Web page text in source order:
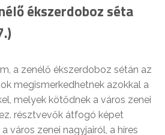
ékszerdoboz séta
a zenélő ékszerdoboz sétán az
megismerkedhetnek azokkal a
melyek kötődnek a város zenei
résztvevők átfogó képet
város zenei nagyjairól, a híres